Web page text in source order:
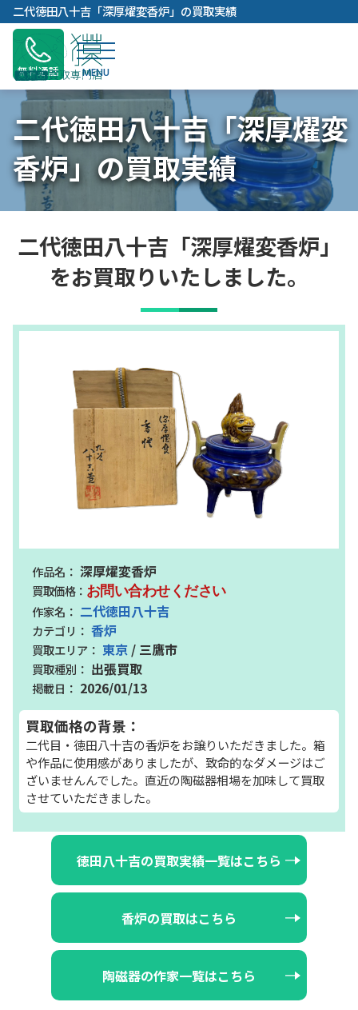
内
容
キ
ッ
プ
二代徳田八十吉「深厚燿変香炉」の買取実績
無料通話
二代徳田八十吉「深厚燿変
香炉」の買取実績
二代徳田八十吉「深厚燿変香炉」
をお買取りいたしました。
深厚燿変香炉
お問い合わせください
二代徳田八十吉
香炉
東京 / 三鷹市
出張買取
2026/01/13
買取価格の背景：
二代目・徳田八十吉の香炉をお譲りいただきました。箱
や作品に使用感がありましたが、致命的なダメージはご
ざいませんんでした。直近の陶磁器相場を加味して買取
させていただきました。
徳田八十吉の買取実績一覧はこちら
香炉の買取はこちら
陶磁器の作家一覧はこちら